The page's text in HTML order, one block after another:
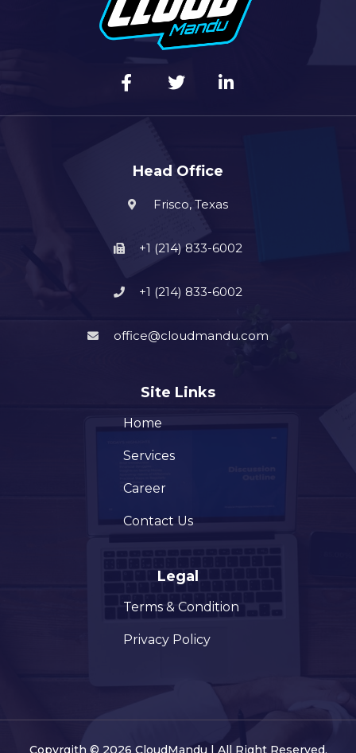
Head Office
Frisco, Texas
+1 (214) 833-6002
+1 (214) 833-6002
office@cloudmandu.com
Site Links
Home
Services
Career
Contact Us
Legal
Terms & Condition
Privacy Policy
Copyrgith © 2026 CloudMandu | All Right Reserved.